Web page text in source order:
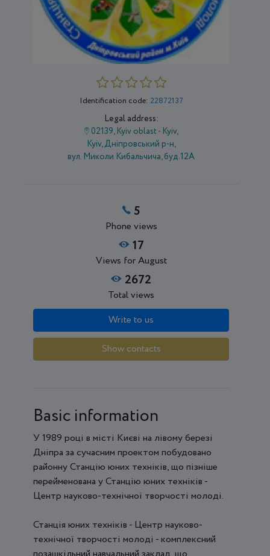
Identification code: 22872137
Legal address:
02139, Kyiv oblast - Kyiv,
Kyiv, Дніпровський р-н,
вул. Миколи Кибальчича, буд.12А
5
Phone views
17
Views for August
2672
Total views
Write to us
Show contacts
Basic information
У 1989 році в місті Києві на лівому березі
Дніпра за сучасним проектом побудовано
районну Станцію юних техніків, що пізніше
перейменована у Станцію юних техніків -
Центр науково-технічної творчості молоді.
Станція юних техніків - Центр науково-
технічної творчості молоді - комплексний